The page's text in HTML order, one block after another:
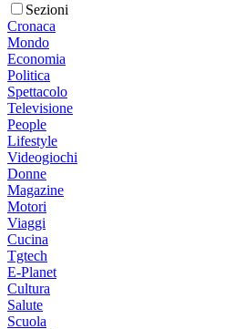
Sezioni
Cronaca
Mondo
Economia
Politica
Spettacolo
Televisione
People
Lifestyle
Videogiochi
Donne
Magazine
Motori
Viaggi
Cucina
Tgtech
E-Planet
Cultura
Salute
Scuola